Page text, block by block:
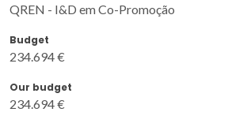
QREN - I&D em Co-Promoção
Budget
234.694 €
Our budget
234.694 €